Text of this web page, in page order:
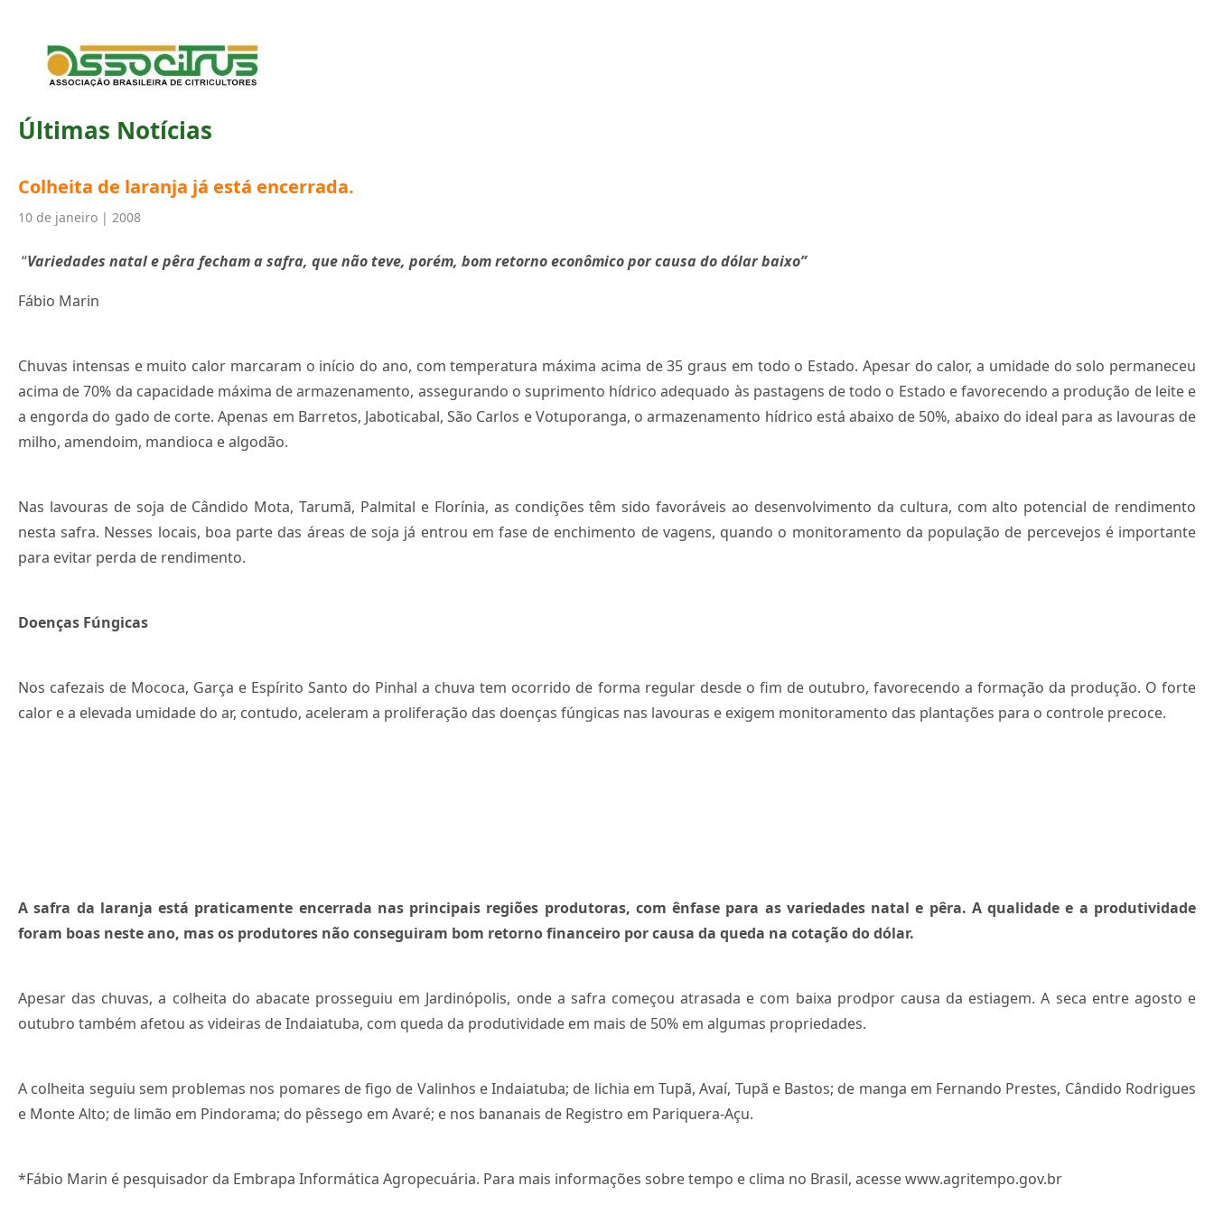
Últimas Notícias
Colheita de laranja já está encerrada.
10 de janeiro | 2008
“Variedades natal e pêra fecham a safra, que não teve, porém, bom retorno econômico por causa do dólar baixo”
Fábio Marin
Chuvas intensas e muito calor marcaram o início do ano, com temperatura máxima acima de 35 graus em todo o Estado. Apesar do calor, a umidade do solo permaneceu
acima de 70% da capacidade máxima de armazenamento, assegurando o suprimento hídrico adequado às pastagens de todo o Estado e favorecendo a produção de leite e
a engorda do gado de corte. Apenas em Barretos, Jaboticabal, São Carlos e Votuporanga, o armazenamento hídrico está abaixo de 50%, abaixo do ideal para as lavouras de
milho, amendoim, mandioca e algodão.
Nas lavouras de soja de Cândido Mota, Tarumã, Palmital e Florínia, as condições têm sido favoráveis ao desenvolvimento da cultura, com alto potencial de rendimento
nesta safra. Nesses locais, boa parte das áreas de soja já entrou em fase de enchimento de vagens, quando o monitoramento da população de percevejos é importante
para evitar perda de rendimento.
Doenças Fúngicas
Nos cafezais de Mococa, Garça e Espírito Santo do Pinhal a chuva tem ocorrido de forma regular desde o fim de outubro, favorecendo a formação da produção. O forte
calor e a elevada umidade do ar, contudo, aceleram a proliferação das doenças fúngicas nas lavouras e exigem monitoramento das plantações para o controle precoce.
A safra da laranja está praticamente encerrada nas principais regiões produtoras, com ênfase para as variedades natal e pêra. A qualidade e a produtividade
foram boas neste ano, mas os produtores não conseguiram bom retorno financeiro por causa da queda na cotação do dólar.
Apesar das chuvas, a colheita do abacate prosseguiu em Jardinópolis, onde a safra começou atrasada e com baixa prodpor causa da estiagem. A seca entre agosto e
outubro também afetou as videiras de Indaiatuba, com queda da produtividade em mais de 50% em algumas propriedades.
A colheita seguiu sem problemas nos pomares de figo de Valinhos e Indaiatuba; de lichia em Tupã, Avaí, Tupã e Bastos; de manga em Fernando Prestes, Cândido Rodrigues
e Monte Alto; de limão em Pindorama; do pêssego em Avaré; e nos bananais de Registro em Pariquera-Açu.
*Fábio Marin é pesquisador da Embrapa Informática Agropecuária. Para mais informações sobre tempo e clima no Brasil, acesse www.agritempo.gov.br